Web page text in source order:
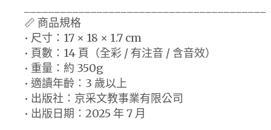
📏 商品規格
• 尺寸：17 × 18 × 1.7 cm
• 頁數：14 頁（全彩 / 有注音 / 含音效）
• 重量：約 350g
• 適讀年齡：3 歲以上
• 出版社：京采文教事業有限公司
• 出版日期：2025 年 7 月